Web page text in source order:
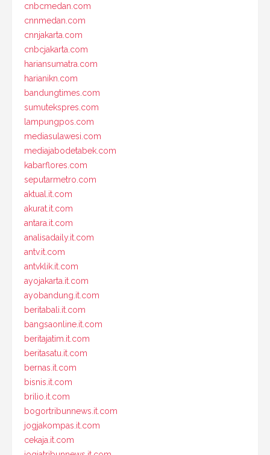
cnbcmedan.com
cnnmedan.com
cnnjakarta.com
cnbcjakarta.com
hariansumatra.com
harianikn.com
bandungtimes.com
sumutekspres.com
lampungpos.com
mediasulawesi.com
mediajabodetabek.com
kabarflores.com
seputarmetro.com
aktual.it.com
akurat.it.com
antara.it.com
analisadaily.it.com
antv.it.com
antvklik.it.com
ayojakarta.it.com
ayobandung.it.com
beritabali.it.com
bangsaonline.it.com
beritajatim.it.com
beritasatu.it.com
bernas.it.com
bisnis.it.com
brilio.it.com
bogortribunnews.it.com
jogjakompas.it.com
cekaja.it.com